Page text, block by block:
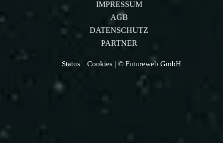
IMPRESSUM
AGB
DATENSCHUTZ
PARTNER
Status Cookies | © Futureweb GmbH